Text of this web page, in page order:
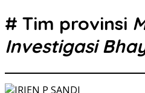
# Tim provinsi
Investigasi